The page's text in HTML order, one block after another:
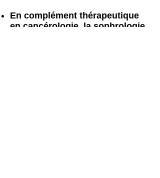
En complément thérapeutique
en cancérologie, la sophrologie